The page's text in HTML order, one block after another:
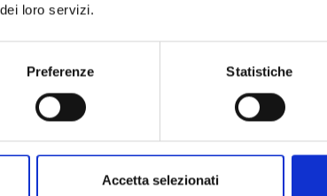
loro servizi.
Preferenze Statistiche
Accetta selezionati
€ 15,00